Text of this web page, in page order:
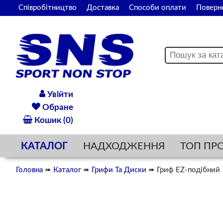
Співробітництво Доставка Способи оплати
Увійти
Обране
Кошик (0)
КАТАЛОГ НАДХОДЖЕННЯ ТОП
Головна ➠ Каталог ➠ Грифи Та Диски ➠ Гриф EZ-подібний